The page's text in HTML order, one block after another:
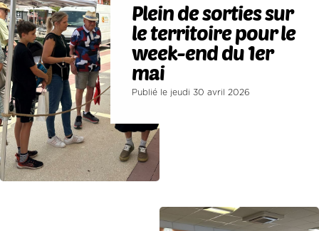
Plein de sorties sur
le territoire pour le
week-end du 1er
mai
Publié le jeudi 30 avril 2026